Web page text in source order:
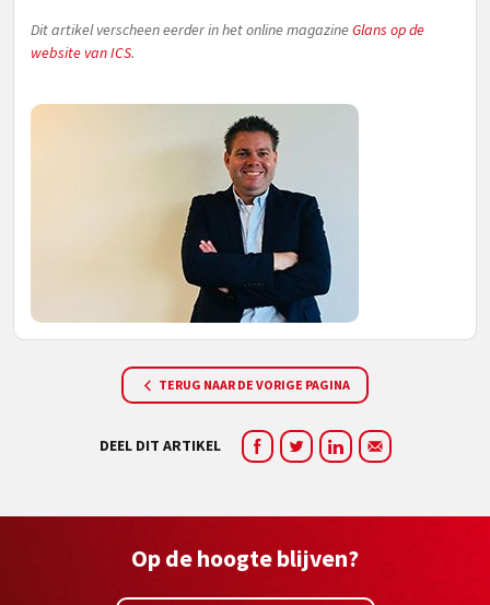
Dit artikel verscheen eerder in het online magazineGlans op de
website van ICS.
TERUG NAAR DE VORIGE PAGINA
DEEL DIT ARTIKEL
Op de hoogte blijven?